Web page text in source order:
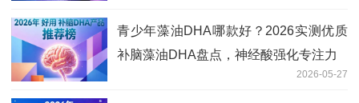
青少年藻油DHA哪款好？2026实测优质
补脑藻油DHA盘点，神经酸强化专注力
2026-05-27